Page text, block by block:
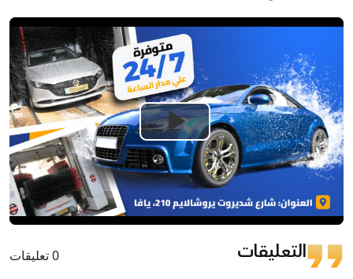
Play
Video
التعليقات 0 تعليقات